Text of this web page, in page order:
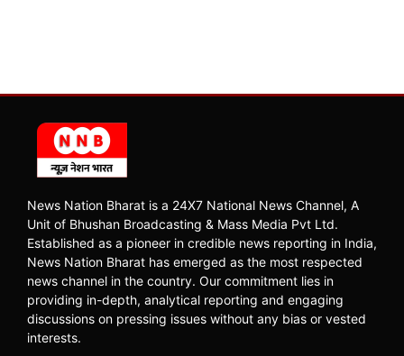
News Nation Bharat is a 24X7 National News Channel, A
Unit of Bhushan Broadcasting & Mass Media Pvt Ltd.
Established as a pioneer in credible news reporting in India,
News Nation Bharat has emerged as the most respected
news channel in the country. Our commitment lies in
providing in-depth, analytical reporting and engaging
discussions on pressing issues without any bias or vested
interests.